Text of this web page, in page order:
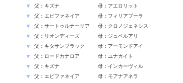
▼ 父：キズナ 母：アエロリット
▼ 父：エピファネイア 母：フィリアプーラ
▼ 父：サートゥルナーリア 母：クロノジェネシス
▼ 父：リオンディーズ 母：ジュベルアリ
▼ 父：キタサンブラック 母：アーモンドアイ
▼ 父：ロードカナロア 母：ユナカイト
▼ 父：キズナ 母：インカーヴィル
▼ 父：エピファネイア 母：モアナアネラ